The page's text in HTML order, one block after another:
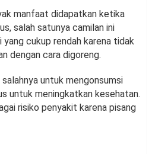
manfaat didapatkan ketika
salah satunya camilan ini
yang cukup rendah karena tidak
dengan cara digoreng.
untuk mengonsumsi
untuk meningkatkan kesehatan.
risiko penyakit karena pisang